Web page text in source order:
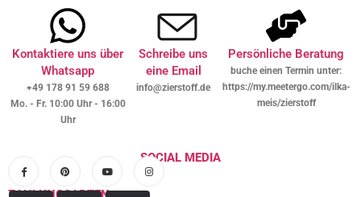
Kontaktiere uns über
Whatsapp
+49 178 91 59 688
Mo. - Fr. 10:00 Uhr - 16:00
Uhr
Schreibe uns
eine Email
info@zierstoff.de
Persönliche Beratung
buche einen Termin unter:
https://my.meetergo.com/ilka-
meis/zierstoff
SOCIAL MEDIA